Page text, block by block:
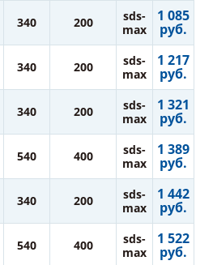
340 200
sds-
max
1 085
руб.
340 200
sds-
max
1 217
руб.
340 200
sds-
max
1 321
руб.
540 400
sds-
max
1 389
руб.
340 200
sds-
max
1 442
руб.
540 400
sds-
max
1 522
руб.